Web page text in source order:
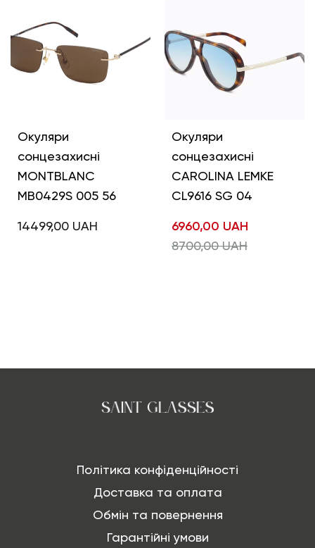
Окуляри
сонцезахисні
MONTBLANC
MB0429S 005 56
14499,00 UAH
Окуляри
сонцезахисні
CAROLINA LEMKE
CL9616 SG 04
6960,00 UAH
8700,00UAH
Політика конфіденційності
Доставка та оплата
Обмін та повернення
Гарантійні умови